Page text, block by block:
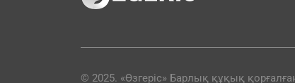
© 2025. «Өзгеріс» Барлық құқық